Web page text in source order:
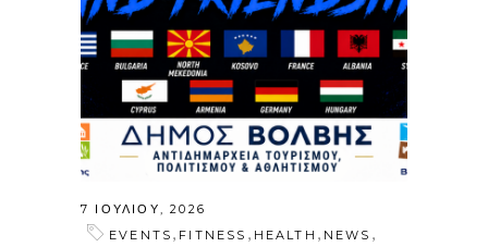
7 ΙΟΥΛΊΟΥ, 2026
EVENTS
FITNESS HEALTH NEWS